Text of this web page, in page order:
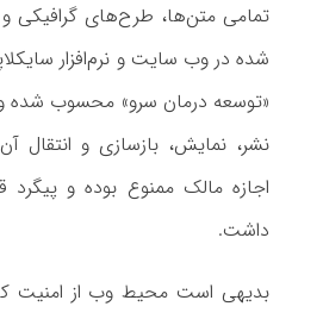
تمامی متن‌ها، طرح‌های گرافیکی
شده در وب سایت و نرم‌افزار
«توسعه درمان سرو» محسوب شده و
نشر، نمایش، بازسازی و انتقال
اجازه مالک ممنوع بوده و پیگرد
داشت.
بدیهی است محیط وب از امنیت